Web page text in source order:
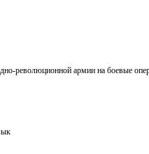
революционной армии на боевые